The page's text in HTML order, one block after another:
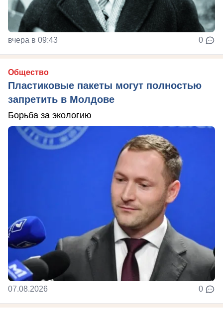
вчера в 09:43 0
Общество
Пластиковые пакеты могут полностью
запретить в Молдове
Борьба за экологию
07.08.2026 0